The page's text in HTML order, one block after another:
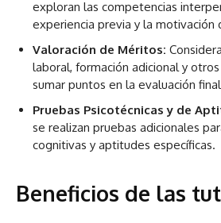
exploran las competencias
experiencia previa y la motivación
Valoración de Méritos:
laboral, formación adicional y
sumar puntos en la evaluación
Pruebas Psicotécnicas y de
se realizan pruebas adicionales
cognitivas y aptitudes específicas.
Beneficios de las